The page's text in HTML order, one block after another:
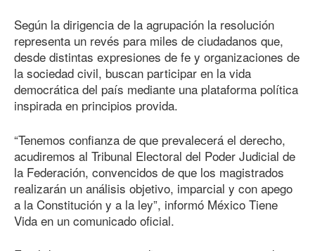
Según la dirigencia de la agrupación la resolución
representa un revés para miles de ciudadanos que,
desde distintas expresiones de fe y organizaciones de
la sociedad civil, buscan participar en la vida
democrática del país mediante una plataforma política
inspirada en principios provida.
“Tenemos confianza de que prevalecerá el derecho,
acudiremos al Tribunal Electoral del Poder Judicial de
la Federación, convencidos de que los magistrados
realizarán un análisis objetivo, imparcial y con apego
a la Constitución y a la ley”, informó México Tiene
Vida en un comunicado oficial.